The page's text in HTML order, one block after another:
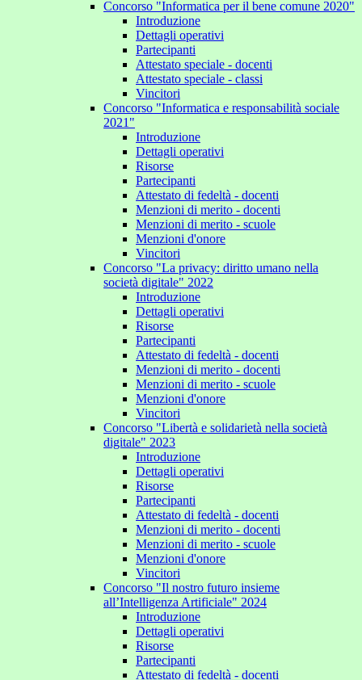
Concorso "Informatica per il bene comune 2020"
Introduzione
Dettagli operativi
Partecipanti
Attestato speciale - docenti
Attestato speciale - classi
Vincitori
Concorso "Informatica e responsabilità sociale
2021"
Introduzione
Dettagli operativi
Risorse
Partecipanti
Attestato di fedeltà - docenti
Menzioni di merito - docenti
Menzioni di merito - scuole
Menzioni d'onore
Vincitori
Concorso "La privacy: diritto umano nella
società digitale" 2022
Introduzione
Dettagli operativi
Risorse
Partecipanti
Attestato di fedeltà - docenti
Menzioni di merito - docenti
Menzioni di merito - scuole
Menzioni d'onore
Vincitori
Concorso "Libertà e solidarietà nella società
digitale" 2023
Introduzione
Dettagli operativi
Risorse
Partecipanti
Attestato di fedeltà - docenti
Menzioni di merito - docenti
Menzioni di merito - scuole
Menzioni d'onore
Vincitori
Concorso "Il nostro futuro insieme
all’Intelligenza Artificiale" 2024
Introduzione
Dettagli operativi
Risorse
Partecipanti
Attestato di fedeltà - docenti